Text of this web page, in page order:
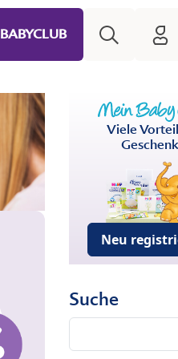
BABYCLUB
Viele
Neu
Suche